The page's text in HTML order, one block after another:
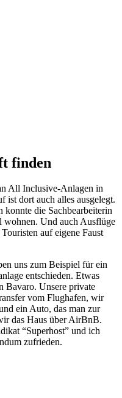
finden
All Inclusive-Anlagen in
ist dort auch alles ausgelegt.
konnte die Sachbearbeiterin
wohnen. Und auch Ausflüge
auf eigene Faust
uns zum Beispiel für ein
entschieden. Etwas
Bavaro. Unsere private
vom Flughafen, wir
ein Auto, das man zur
das Haus über AirBnB.
“Superhost” und ich
zufrieden.